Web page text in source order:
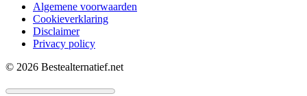
Algemene voorwaarden
Cookieverklaring
Disclaimer
Privacy policy
© 2026 Bestealternatief.net